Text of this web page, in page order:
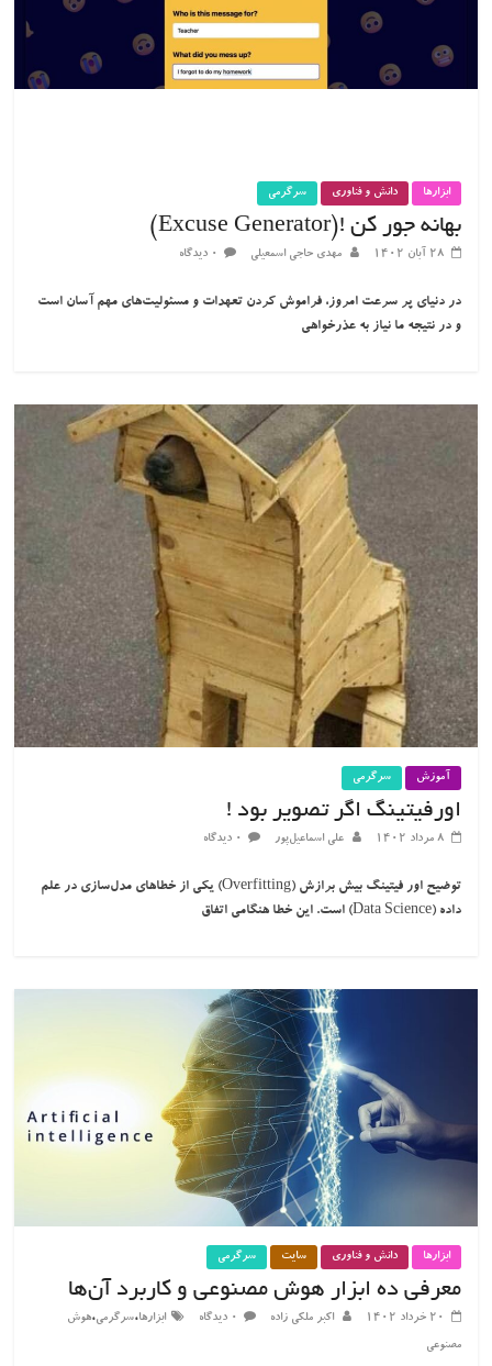
ابزارها دانش و فناوری سرگرمی
بهانه جور کن !(Excuse Generator)
۲۸ آبان ۱۴۰۲ مهدی حاجی اسمعیلی ۰ دیدگاه
در دنیای پر سرعت امروز، فراموش کردن تعهدات و مسئولیت‌های مهم آسان است
و در نتیجه ما نیاز به عذرخواهی
آموزش سرگرمی
اورفیتینگ اگر تصویر بود !
۸ مرداد ۱۴۰۲ علی اسماعیل‌پور ۰ دیدگاه
توضیح اور فیتینگ بیش برازش (Overfitting) یکی از خطاهای مدل‌سازی در علم
داده (Data Science)‌ است. این خطا هنگامی اتفاق
ابزارها دانش و فناوری سایت سرگرمی
معرفی ده ابزار هوش مصنوعی و کاربرد آن‌ها
۲۰ خرداد ۱۴۰۲ اکبر ملکی زاده ۰ دیدگاه ابزارها،سرگرمی،هوش
مصنوعی